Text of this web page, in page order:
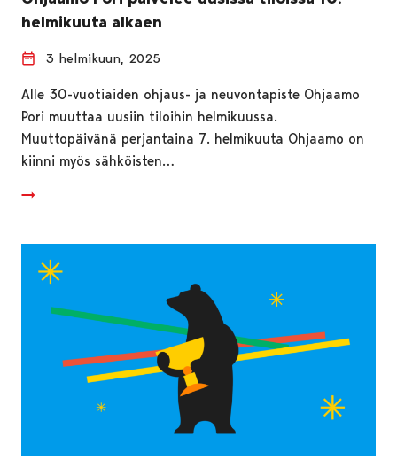
helmikuuta alkaen
3 helmikuun, 2025
Alle 30-vuotiaiden ohjaus- ja neuvontapiste Ohjaamo
Pori muuttaa uusiin tiloihin helmikuussa.
Muuttopäivänä perjantaina 7. helmikuuta Ohjaamo on
kiinni myös sähköisten…